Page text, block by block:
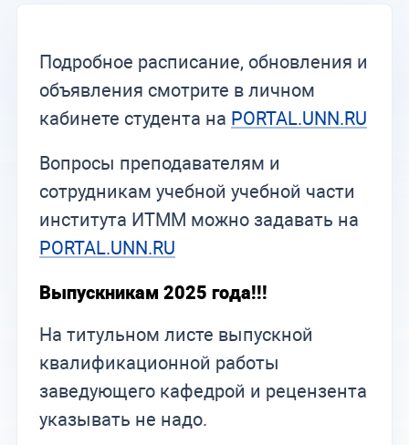
Подробное расписание, обновления и
объявления смотрите в личном
кабинете студента на PORTAL.UNN.RU
Вопросы преподавателям и
сотрудникам учебной учебной части
института ИТММ можно задавать на
PORTAL.UNN.RU
Выпускникам 2025 года!!!
На титульном листе выпускной
квалификационной работы
заведующего кафедрой и рецензента
указывать не надо.